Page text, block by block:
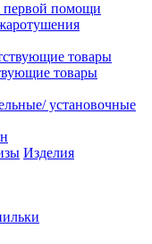
первой помощи
товары
установочные
Изделия